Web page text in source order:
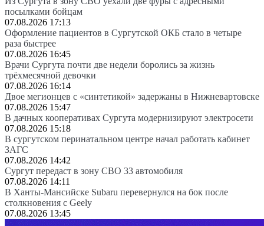
посылками бойцам
07.08.2026 17:13
Оформление пациентов в Сургутской ОКБ стало в четыре
раза быстрее
07.08.2026 16:45
Врачи Сургута почти две недели боролись за жизнь
трёхмесячной девочки
07.08.2026 16:14
Двое мегионцев с «синтетикой» задержаны в Нижневартовске
07.08.2026 15:47
В дачных кооперативах Сургута модернизируют электросети
07.08.2026 15:18
В сургутском перинатальном центре начал работать кабинет
ЗАГС
07.08.2026 14:42
Сургут передаст в зону СВО 33 автомобиля
07.08.2026 14:11
В Ханты-Мансийске Subaru перевернулся на бок после
столкновения с Geely
07.08.2026 13:45